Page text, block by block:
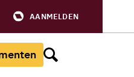
AANMELDEN